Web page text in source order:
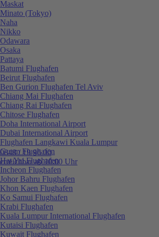
0848 / 19 96 00
erreichbar ab 10:00 Uhr
Maskat
Minato (Tokyo)
Naha
Nikko
Odawara
Osaka
Pattaya
Batumi Flughafen
Beirut Flughafen
Ben Gurion Flughafen Tel Aviv
Chiang Mai Flughafen
Chiang Rai Flughafen
Chitose Flughafen
Doha International Airport
Dubai International Airport
Flughafen Langkawi Kuala Lumpur
Guam Flughafen
Hat Yai Flughafen
Incheon Flughafen
Johor Bahru Flughafen
Khon Kaen Flughafen
Ko Samui Flughafen
Krabi Flughafen
Kuala Lumpur International Flughafen
Kutaisi Flughafen
Kuwait Flughafen